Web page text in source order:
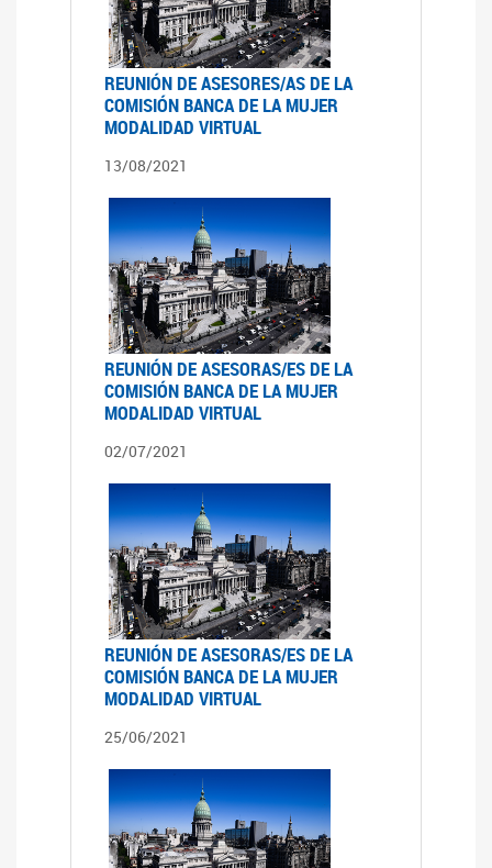
REUNIÓN DE ASESORES/AS DE LA
COMISIÓN BANCA DE LA MUJER
MODALIDAD VIRTUAL
13/08/2021
REUNIÓN DE ASESORAS/ES DE LA
COMISIÓN BANCA DE LA MUJER
MODALIDAD VIRTUAL
02/07/2021
REUNIÓN DE ASESORAS/ES DE LA
COMISIÓN BANCA DE LA MUJER
MODALIDAD VIRTUAL
25/06/2021